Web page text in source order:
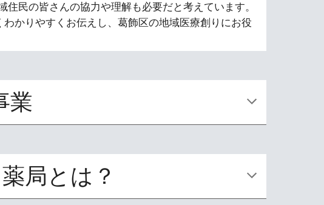
民の皆さんの協力や理解も必要だと考えています。
かりやすくお伝えし、葛飾区の地域医療創りにお役
業
局とは？